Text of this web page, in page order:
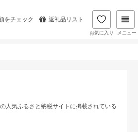
をチェック 返礼品リスト
お気に入り メニュー
人気ふるさと納税サイトに掲載されている